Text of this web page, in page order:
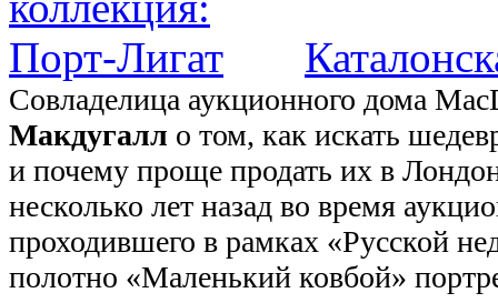
Совладелица аукционного дома
Макдугалл о том, как искать
и почему проще продать их в
несколько лет назад во время
проходившего в рамках «Русской
полотно «Маленький ковбой»